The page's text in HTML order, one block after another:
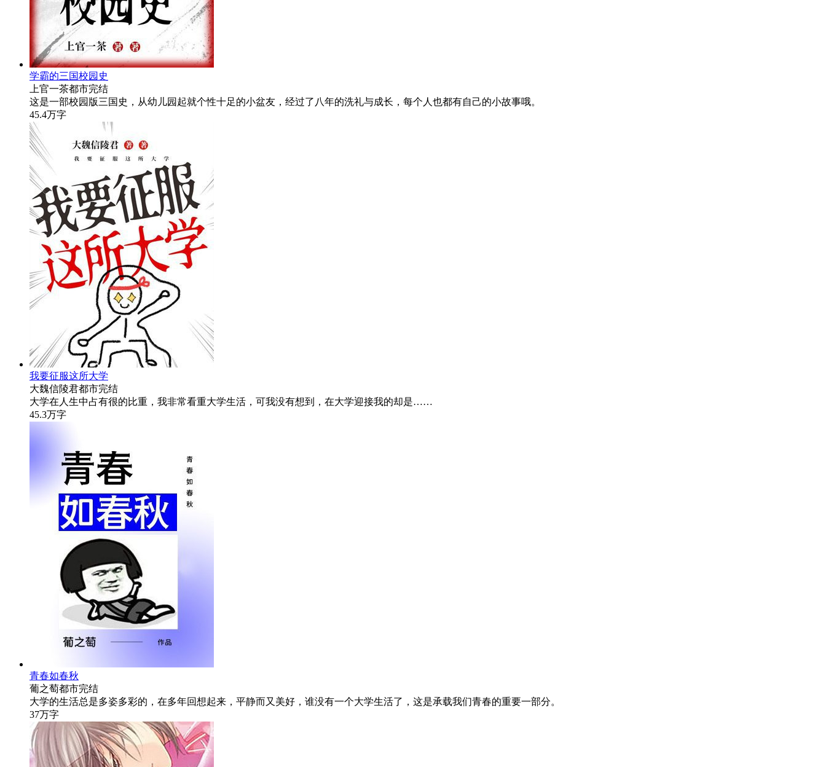
学霸的三国校园史
上官一茶都市完结
这是一部校园版三国史，从幼儿园起就个性十足的小盆友，经过了八年的洗礼与成长，每个人也都有自己的小故事哦。
45.4万字
我要征服这所大学
大魏信陵君都市完结
大学在人生中占有很的比重，我非常看重大学生活，可我没有想到，在大学迎接我的却是……
45.3万字
青春如春秋
葡之萄都市完结
大学的生活总是多姿多彩的，在多年回想起来，平静而又美好，谁没有一个大学生活了，这是承载我们青春的重要一部分。
37万字